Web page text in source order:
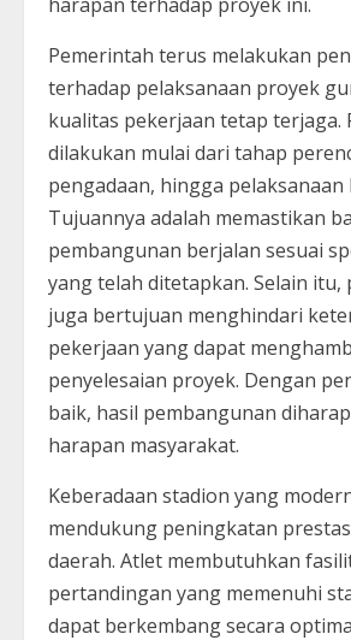
Pemerintah terus melakukan
terhadap pelaksanaan proyek
kualitas pekerjaan tetap terjaga.
dilakukan mulai dari tahap
pengadaan, hingga
Tujuannya adalah memastikan
pembangunan berjalan sesuai
yang telah ditetapkan. Selain itu,
juga bertujuan menghindari
pekerjaan yang dapat
penyelesaian proyek. Dengan
baik, hasil pembangunan
harapan masyarakat.
Keberadaan stadion yang
mendukung peningkatan
daerah. Atlet membutuhkan
pertandingan yang memenuhi
dapat berkembang secara